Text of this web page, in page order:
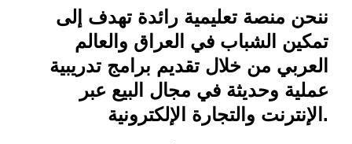
ننحن منصة تعليمية رائدة تهدف إلى
تمكين الشباب في العراق والعالم
العربي من خلال تقديم برامج تدريبية
عملية وحديثة في مجال البيع عبر
الإنترنت والتجارة الإلكترونية.